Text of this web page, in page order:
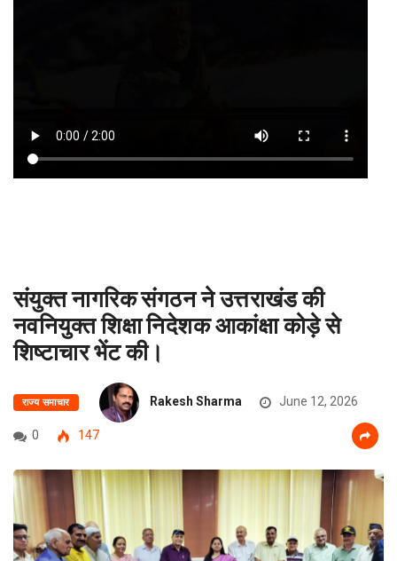
संयुक्त नागरिक संगठन ने उत्तराखंड की
नवनियुक्त शिक्षा निदेशक आकांक्षा कोड़े से
शिष्टाचार भेंट की।
राज्य समाचार Rakesh Sharma June 12, 2026
0 147